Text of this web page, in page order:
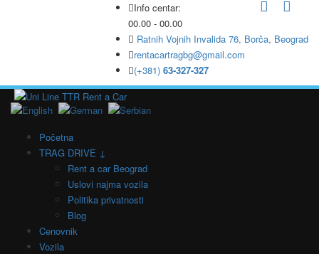
Info centar:
00.00 - 00.00
Ratnih Vojnih Invalida 76, Borča, Beograd
rentacartragbg@gmail.com
(+381) 63-327-327
Početna
TRAG DRIVE ↓
Rent a car Beograd
Uslovi najma vozila
Politika privatnosti
Blog
Cenovnik
Vozila